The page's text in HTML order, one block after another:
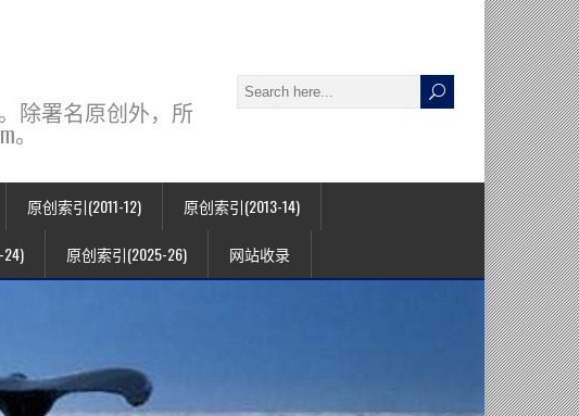
除署名原创外，所
。
原创索引(2011-12) 原创索引(2013-14)
原创索引(2025-26) 网站收录